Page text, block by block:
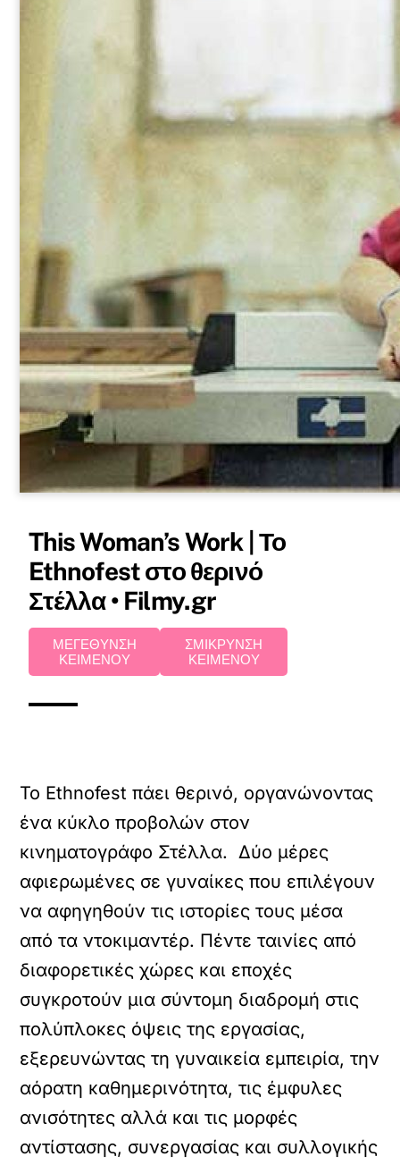
This Woman’s Work | Το
Ethnofest στο θερινό
Στέλλα • Filmy.gr
ΜΕΓΕΘΥΝΣΗ
ΚΕΙΜΕΝΟΥ
ΣΜΙΚΡΥΝΣΗ
ΚΕΙΜΕΝΟΥ
Το Ethnofest πάει θερινό, οργανώνοντας
ένα κύκλο προβολών στον
κινηματογράφο Στέλλα. Δύο μέρες
αφιερωμένες σε γυναίκες που επιλέγουν
να αφηγηθούν τις ιστορίες τους μέσα
από τα ντοκιμαντέρ. Πέντε ταινίες από
διαφορετικές χώρες και εποχές
συγκροτούν μια σύντομη διαδρομή στις
πολύπλοκες όψεις της εργασίας,
εξερευνώντας τη γυναικεία εμπειρία, την
αόρατη καθημερινότητα, τις έμφυλες
ανισότητες αλλά και τις μορφές
αντίστασης, συνεργασίας και συλλογικής